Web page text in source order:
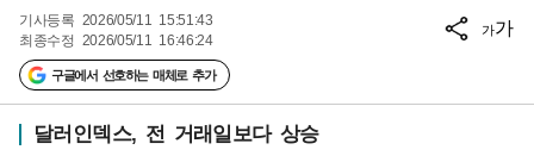
기사등록 2026/05/11 15:51:43
최종수정 2026/05/11 16:46:24
구글에서 선호하는 매체로 추가
가가
달러인덱스, 전 거래일보다 상승